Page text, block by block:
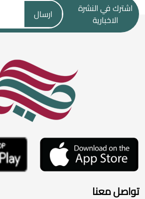
اشترك في النشرة
الاخبارية
ارسال
تواصل معنا